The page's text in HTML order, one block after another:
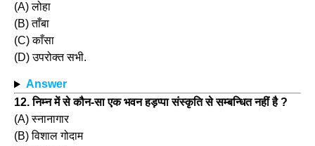
(A) लोहा
(B) ताँबा
(C) काँसा
(D) उपरोक्त सभी.
Answer
12. निम्न में से कौन-सा एक भवन हड़प्पा संस्कृति से सम्बन्धित नहीं है ?
(A) स्नानागार
(B) विशाल गोदाम